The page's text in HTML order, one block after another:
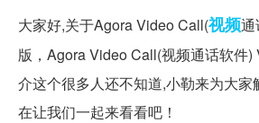
大家好,关于Agora Video Call(视频通
版，Agora Video Call(视频通话软件)
介这个很多人还不知道,小勒来为大
在让我们一起来看看吧！